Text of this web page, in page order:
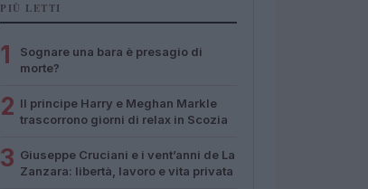
PIÙ LETTI
1
Sognare una bara è presagio di
morte?
2 Il principe Harry e Meghan Markle
trascorrono giorni di relax in Scozia
3 Giuseppe Cruciani e i vent’anni de La
Zanzara: libertà, lavoro e vita privata